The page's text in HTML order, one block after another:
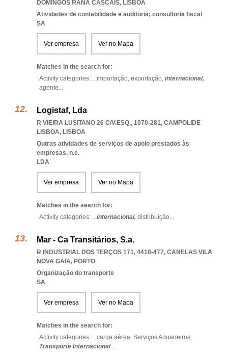
DOMINGOS RANA CASCAIS, LISBOA
Atividades de contabilidade e auditoria; consultoria fiscal
SA
Ver empresa Ver no Mapa
Matches in the search for:
Activity categories: ...importação, exportação, internacional,
agente...
Logistaf, Lda
R VIEIRA LUSITANO 26 C/V.ESQ., 1070-281, CAMPOLIDE
LISBOA, LISBOA
Outras atividades de serviços de apoio prestados às
empresas, n.e.
LDA
Ver empresa Ver no Mapa
Matches in the search for:
Activity categories: ...internacional, distribuição...
Mar - Ca Transitários, S.a.
R INDUSTRIAL DOS TERÇOS 171, 4410-477, CANELAS VILA
NOVA GAIA, PORTO
Organização do transporte
SA
Ver empresa Ver no Mapa
Matches in the search for:
Activity categories: ...carga aérea, Serviços Aduaneiros,
Transporte Internacional...